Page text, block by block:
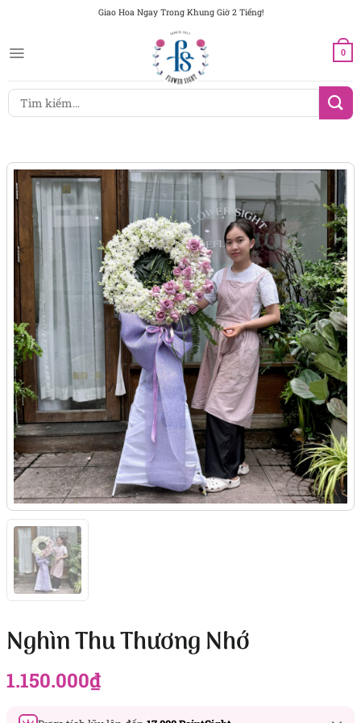
dung
Giao Hoa Ngay Trong Khung Giờ 2 Tiếng!
0
Tìm
kiếm:
Nghìn Thu Thương Nhớ
1.150.000₫